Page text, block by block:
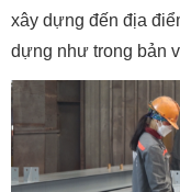
xây dựng đến địa
dựng như trong bản